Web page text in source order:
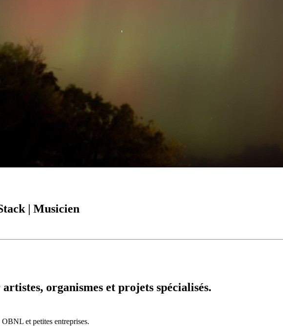
| Musicien
organismes et projets spécialisés.
et petites entreprises.